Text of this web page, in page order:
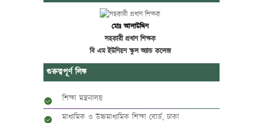
মোঃ আলাউদ্দিন
সহকারী প্রধান শিক্ষক
বি এম ইউনিয়ন স্কুল অ্যান্ড কলেজ
গুরুত্বপূর্ণ লিঙ্ক
শিক্ষা মন্ত্রনালয়
মাধ্যমিক ও উচ্চমাধ্যমিক শিক্ষা বোর্ড, ঢাকা